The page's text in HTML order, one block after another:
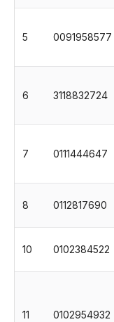
5 0091958577
6 3118832724
7 0111444647
8 0112817690
10 0102384522
11 0102954932